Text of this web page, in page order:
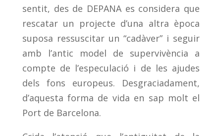
sentit, des de DEPANA es considera que
rescatar un projecte d’una altra època
suposa ressuscitar un “cadàver” i seguir
amb l’antic model de supervivència a
compte de l’especulació i de les ajudes
dels fons europeus. Desgraciadament,
d’aquesta forma de vida en sap molt el
Port de Barcelona.